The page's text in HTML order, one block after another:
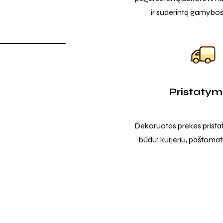
ir suderintą
Dekoruotas prekes
būdu: kurjeriu,